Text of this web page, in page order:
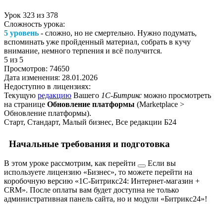
Урок 323 из 378
Сложность урока:
5 уровень - сложно, но не смертельно. Нужно подумать,
вспоминать уже пройденный материал, собрать в кучу
внимание, немного терпения и всё получится.
5 из 5
Просмотров: 74650
Дата изменения: 28.01.2026
Недоступно в лицензиях:
Текущую редакцию Вашего 1С-Битрикс можно просмотреть
на странице Обновление платформы (Marketplace >
Обновление платформы).
Старт, Стандарт, Малый бизнес, Все редакции Б24
Начальные требования и подготовка
В этом уроке рассмотрим, как перейти
Если вы
используете лицензию «Бизнес», то можете перейти на
коробочную версию «1С-Битрикс24: Интернет-магазин +
CRM». После оплаты вам будет доступна не только
административная панель сайта, но и модули «Битрикс24»!